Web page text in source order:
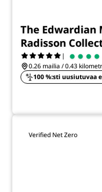
The Edwardian
Radisson
|
0.26 mailia / 0.43
100 %:sti uusiutuvaa
Verified Net Zero